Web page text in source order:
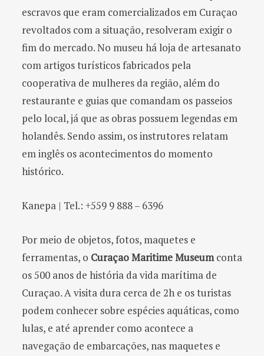
escravos que eram comercializados em Curaçao
revoltados com a situação, resolveram exigir o
fim do mercado. No museu há loja de artesanato
com artigos turísticos fabricados pela
cooperativa de mulheres da região, além do
restaurante e guias que comandam os passeios
pelo local, já que as obras possuem legendas em
holandês. Sendo assim, os instrutores relatam
em inglês os acontecimentos do momento
histórico.
Kanepa | Tel.: +559 9 888 – 6396
Por meio de objetos, fotos, maquetes e
ferramentas, o Curaçao Maritime Museumconta
os 500 anos de história da vida marítima de
Curaçao. A visita dura cerca de 2h e os turistas
podem conhecer sobre espécies aquáticas, como
lulas, e até aprender como acontece a
navegação de embarcações, nas maquetes e